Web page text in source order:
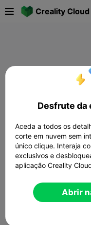
Creality Cloud
Desfrute da
Aceda a todos os
corte em nuvem sem
único clique. Interaja
exclusivos e
aplicação Creality
Abrir